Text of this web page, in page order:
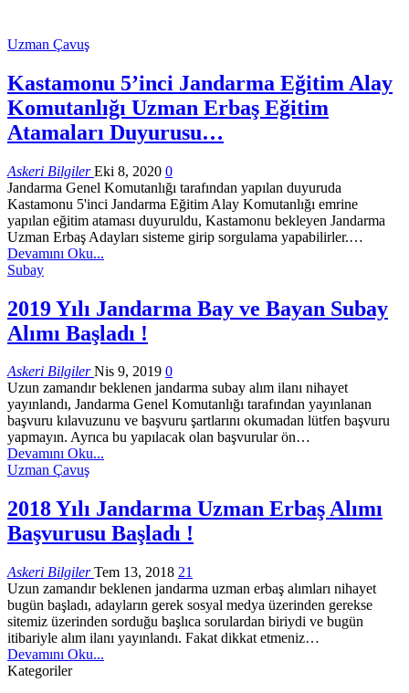
Uzman Çavuş
Kastamonu 5’inci Jandarma Eğitim Alay
Komutanlığı Uzman Erbaş Eğitim
Atamaları Duyurusu…
Askeri BilgilerEki 8, 2020 0
Jandarma Genel Komutanlığı tarafından yapılan duyuruda
Kastamonu 5'inci Jandarma Eğitim Alay Komutanlığı emrine
yapılan eğitim ataması duyuruldu, Kastamonu bekleyen Jandarma
Uzman Erbaş Adayları sisteme girip sorgulama yapabilirler.…
Devamını Oku...
Subay
2019 Yılı Jandarma Bay ve Bayan Subay
Alımı Başladı !
Askeri BilgilerNis 9, 2019 0
Uzun zamandır beklenen jandarma subay alım ilanı nihayet
yayınlandı, Jandarma Genel Komutanlığı tarafından yayınlanan
başvuru kılavuzunu ve başvuru şartlarını okumadan lütfen başvuru
yapmayın. Ayrıca bu yapılacak olan başvurular ön…
Devamını Oku...
Uzman Çavuş
2018 Yılı Jandarma Uzman Erbaş Alımı
Başvurusu Başladı !
Askeri BilgilerTem 13, 2018 21
Uzun zamandır beklenen jandarma uzman erbaş alımları nihayet
bugün başladı, adayların gerek sosyal medya üzerinden gerekse
sitemiz üzerinden sorduğu başlıca sorulardan biriydi ve bugün
itibariyle alım ilanı yayınlandı. Fakat dikkat etmeniz…
Devamını Oku...
Kategoriler